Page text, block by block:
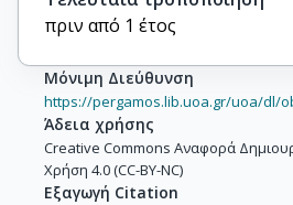
πριν από 1 έτος
Μόνιμη Διεύθυνση
https://pergamos.lib.uoa.gr/uoa/dl/
Άδεια χρήσης
Creative Commons Αναφορά
Χρήση 4.0 (CC-BY-NC)
Εξαγωγή Citation